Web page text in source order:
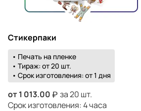
Стикерпаки
• Печать на пленке
• Тираж: от 20 шт.
• Срок изготовления: от 1 дня
от 1 013.00
за 20 шт.
Срок изготовления: 4 часа